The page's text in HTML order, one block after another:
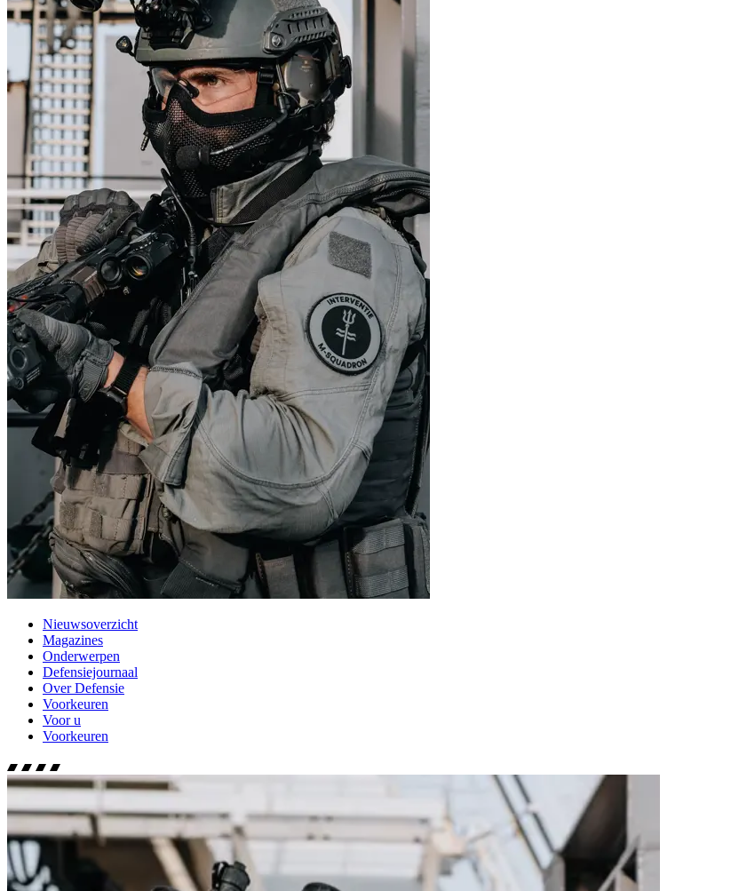
Nieuwsoverzicht
Magazines
Onderwerpen
Defensiejournaal
Over Defensie
Voorkeuren
Voor u
Voorkeuren